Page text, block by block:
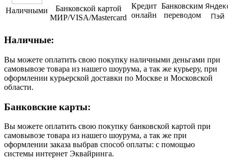
Наличными
Банковской картой
МИР/VISA/Mastercard
Кредит
онлайн
Банковским
переводом
Пэй
Наличные:
Вы можете оплатить свою покупку наличными деньгами при
самовывозе товара из нашего шоурума, а так же курьеру, при
оформлении курьерской доставки по Москве и Московской
области.
Банковские карты:
Вы можете оплатить свою покупку банковской картой при
самовывозе товара из нашего шоурума, а так же при
оформлении заказа выбрав способ оплаты: с помощью
системы интернет Эквайринга.